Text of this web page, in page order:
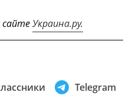
сайтеУкраина.ру.
Telegram